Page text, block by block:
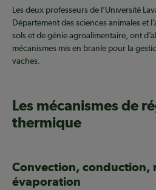
Les deux professeurs de l’Université
Département des sciences animales et
sols et de génie agroalimentaire, ont
mécanismes mis en branle pour la
vaches.
Les mécanismes de
thermique
Convection, conduction,
évaporation